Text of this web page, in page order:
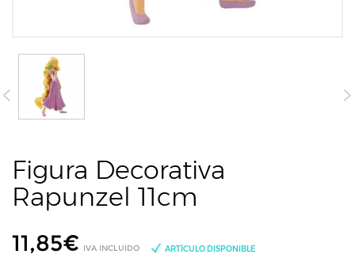
Figura Decorativa
Rapunzel 11cm
11,85€ IVA INCLUIDO ARTÍCULO DISPONIBLE